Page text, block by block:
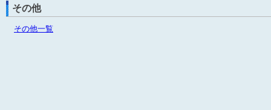
その他
その他一覧